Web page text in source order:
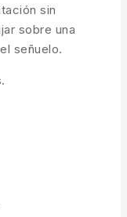
sin
sobre una
señuelo.